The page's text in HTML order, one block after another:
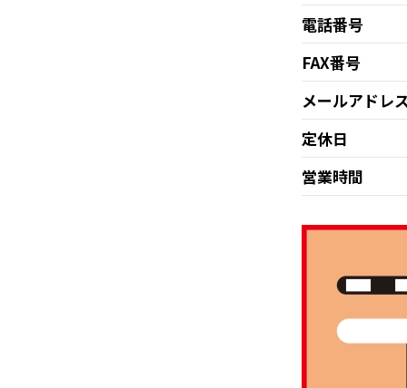
電話番号
FAX番号
メールアドレ
定休日
営業時間